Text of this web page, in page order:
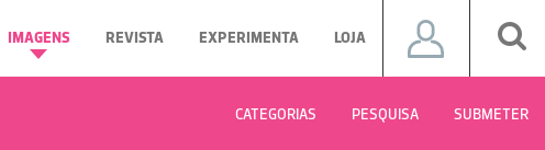
IMAGENS REVISTA EXPERIMENTA LOJA
CATEGORIAS PESQUISA SUBMETER